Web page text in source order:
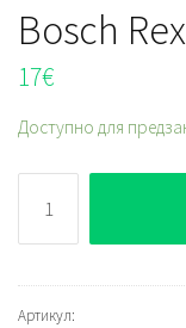
Bosch
17€
Доступно для
Bosch
Rexroth
R900UP0314
Артикул: